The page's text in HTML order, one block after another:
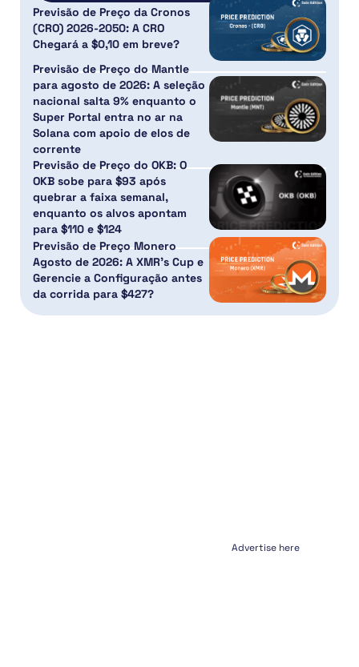
Previsão de Preço da Cronos
(CRO) 2026-2050: A CRO
Chegará a $0,10 em breve?
Previsão de Preço do Mantle
para agosto de 2026: A seleção
nacional salta 9% enquanto o
Super Portal entra no ar na
Solana com apoio de elos de
corrente
Previsão de Preço do OKB: O
OKB sobe para $93 após
quebrar a faixa semanal,
enquanto os alvos apontam
para $110 e $124
Previsão de Preço Monero
Agosto de 2026: A XMR’s Cup e
Gerencie a Configuração antes
da corrida para $427?
Advertise here